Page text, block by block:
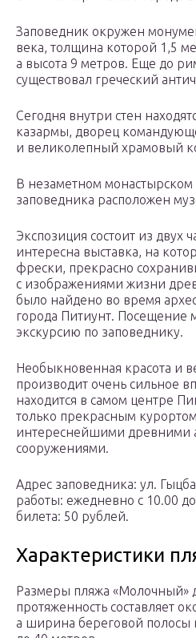
Заповедник окружен
века, толщина которой 1,5
а высота 9 метров. Еще до
существовал греческий
Сегодня внутри стен
казармы, дворец
и великолепный храмовый
В незаметном
заповедника расположен
Экспозиция состоит из двух
интересна выставка, на
фрески, прекрасно
с изображениями жизни
было найдено во время
города Питиунт. Посещение
экскурсию по заповеднику.
Необыкновенная красота и
производит очень сильное
находится в самом центре
только прекрасным
интереснейшими древними
сооружениями.
Адрес заповедника: ул.
работы: ежедневно с 10.00
билета: 50 рублей.
Характеристики
Размеры пляжа «Молочный»
протяженность составляет
а ширина береговой полосы